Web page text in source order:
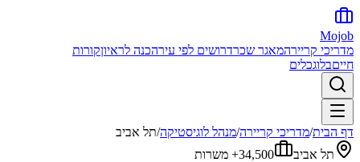
Mojob
מדריכי קריירהמאגר שכרדרושים לפי עירהכנה לראיוןקורות
חייםבלוגכלים
דף הבית/מדריכי קריירה/מנהל לוגיסטיקה/תל אביב
תל אביב
34,500+ משרות